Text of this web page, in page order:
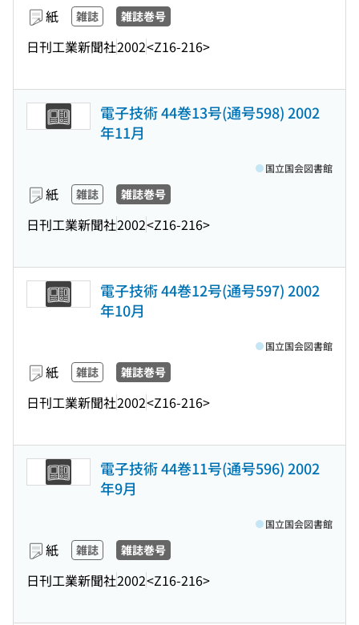
紙 雑誌 雑誌巻号
日刊工業新聞社2002<Z16-216>
電子技術 44巻13号(通号598) 2002
年11月
紙 雑誌 雑誌巻号
日刊工業新聞社2002<Z16-216>
国立国会図書館
電子技術 44巻12号(通号597) 2002
年10月
紙 雑誌 雑誌巻号
日刊工業新聞社2002<Z16-216>
国立国会図書館
電子技術 44巻11号(通号596) 2002
年9月
紙 雑誌 雑誌巻号
日刊工業新聞社2002<Z16-216>
国立国会図書館